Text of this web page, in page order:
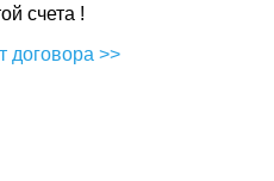
счета !
договора >>